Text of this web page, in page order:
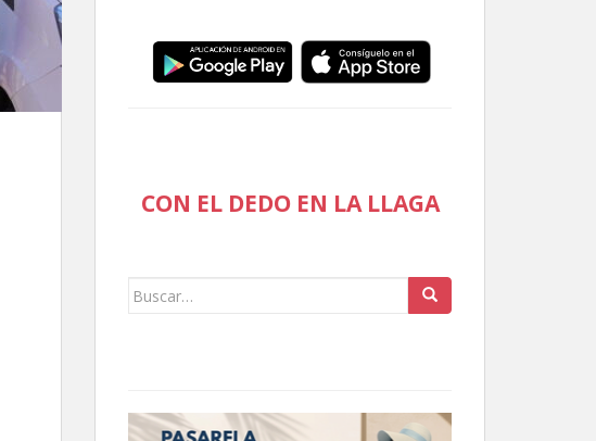
CON EL DEDO EN LA LLAGA
Buscar: